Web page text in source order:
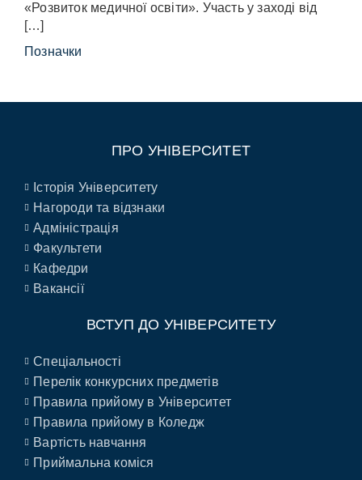
«Розвиток медичної освіти». Участь у заході від
[…]
Позначки
ПРО УНІВЕРСИТЕТ
Історія Університету
Нагороди та відзнаки
Адміністрація
Факультети
Кафедри
Вакансії
ВСТУП ДО УНІВЕРСИТЕТУ
Спеціальності
Перелік конкурсних предметів
Правила прийому в Університет
Правила прийому в Коледж
Вартість навчання
Приймальна коміся